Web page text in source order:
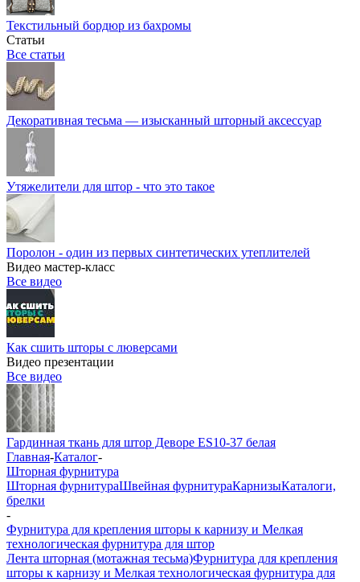
Текстильный бордюр из бахромы
Статьи
Все статьи
Декоративная тесьма — изысканный шторный аксессуар
Утяжелители для штор - что это такое
Поролон - один из первых синтетических утеплителей
Видео мастер-класс
Все видео
Как сшить шторы с люверсами
Видео презентации
Все видео
Гардинная ткань для штор Деворе ES10-37 белая
Главная-Каталог-
Шторная фурнитура
Шторная фурнитураШвейная фурнитураКарнизыКаталоги,
брелки
-
Фурнитура для крепления шторы к карнизу и Мелкая
технологическая фурнитура для штор
Лента шторная (мотажная тесьма)Фурнитура для крепления
шторы к карнизу и Мелкая технологическая фурнитура для